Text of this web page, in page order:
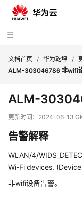
全
云
务
云
管
理
文档首页 / 华为乾坤 /
ALM-303046786 非wifi
ALM-
更新时间： 2024-06-13
告警解释
WLAN/4/
Wi-Fi devices.
非wifi设备告警。